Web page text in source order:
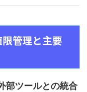
管理と主要
部ツールとの統合